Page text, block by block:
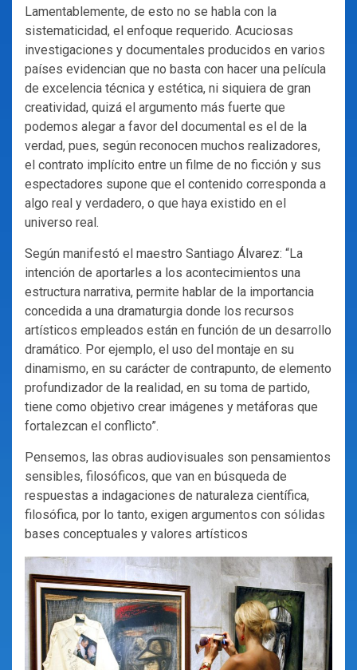
Lamentablemente, de esto no se habla con la
sistematicidad, el enfoque requerido. Acuciosas
investigaciones y documentales producidos en varios
países evidencian que no basta con hacer una película
de excelencia técnica y estética, ni siquiera de gran
creatividad, quizá el argumento más fuerte que
podemos alegar a favor del documental es el de la
verdad, pues, según reconocen muchos realizadores,
el contrato implícito entre un filme de no ficción y sus
espectadores supone que el contenido corresponda a
algo real y verdadero, o que haya existido en el
universo real.
Según manifestó el maestro Santiago Álvarez: “La
intención de aportarles a los acontecimientos una
estructura narrativa, permite hablar de la importancia
concedida a una dramaturgia donde los recursos
artísticos empleados están en función de un desarrollo
dramático. Por ejemplo, el uso del montaje en su
dinamismo, en su carácter de contrapunto, de elemento
profundizador de la realidad, en su toma de partido,
tiene como objetivo crear imágenes y metáforas que
fortalezcan el conflicto”.
Pensemos, las obras audiovisuales son pensamientos
sensibles, filosóficos, que van en búsqueda de
respuestas a indagaciones de naturaleza científica,
filosófica, por lo tanto, exigen argumentos con sólidas
bases conceptuales y valores artísticos